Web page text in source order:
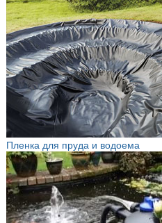
Пленка для пруда и водоема